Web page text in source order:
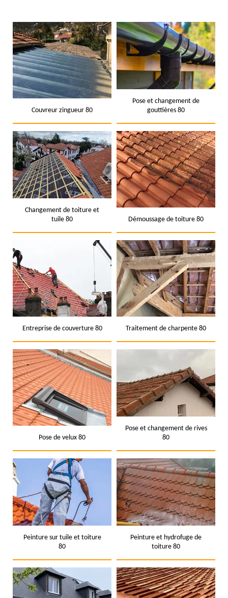
Couvreur zingueur 80
Pose et changement de
gouttières 80
Changement de toiture et
tuile 80
Démoussage de toiture 80
Entreprise de couverture 80 Traitement de charpente 80
Pose de velux 80
Pose et changement de rives
80
Peinture sur tuile et toiture
80
Peinture et hydrofuge de
toiture 80